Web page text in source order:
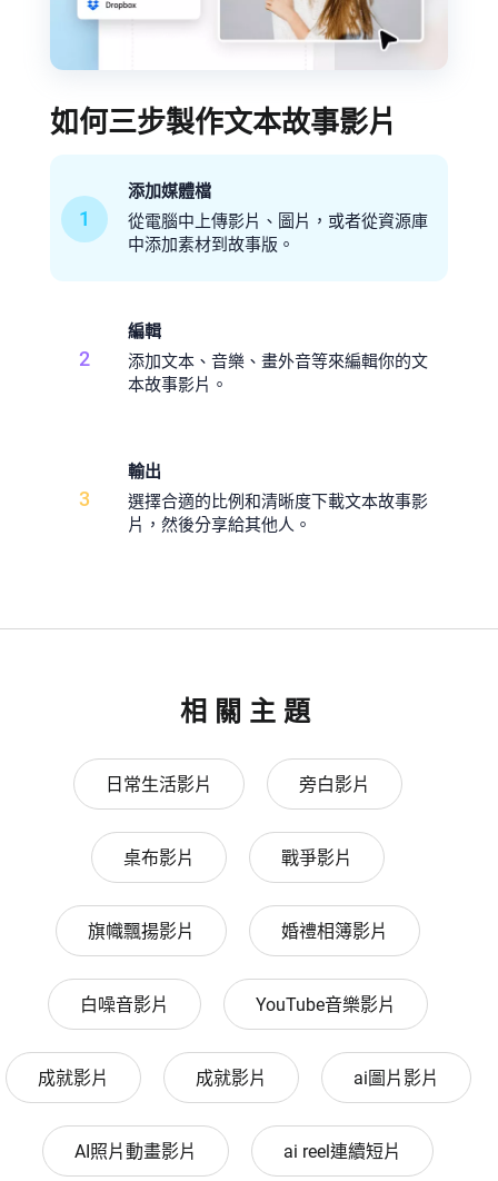
如何三步製作文本故事影片
1
添加媒體檔
從電腦中上傳影片、圖片，或者從資源庫
中添加素材到故事版。
2
編輯
添加文本、音樂、畫外音等來編輯你的文
本故事影片。
3
輸出
選擇合適的比例和清晰度下載文本故事影
片，然後分享給其他人。
相關主題
日常生活影片 旁白影片
桌布影片 戰爭影片
旗幟飄揚影片 婚禮相簿影片
白噪音影片 YouTube音樂影片
成就影片 成就影片 ai圖片影片
AI照片動畫影片 ai reel連續短片